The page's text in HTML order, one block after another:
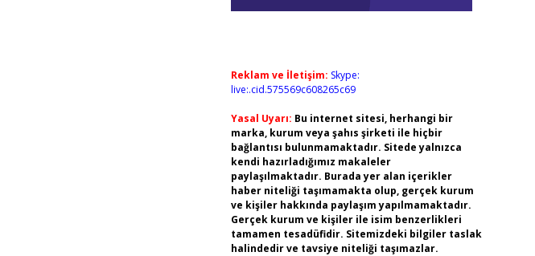
Reklam ve İletişim: Skype:
live:.cid.575569c608265c69
Yasal Uyarı: Bu internet sitesi, herhangi bir
marka, kurum veya şahıs şirketi ile hiçbir
bağlantısı bulunmamaktadır. Sitede yalnızca
kendi hazırladığımız makaleler
paylaşılmaktadır. Burada yer alan içerikler
haber niteliği taşımamakta olup, gerçek kurum
ve kişiler hakkında paylaşım yapılmamaktadır.
Gerçek kurum ve kişiler ile isim benzerlikleri
tamamen tesadüfidir. Sitemizdeki bilgiler taslak
halindedir ve tavsiye niteliği taşımazlar.